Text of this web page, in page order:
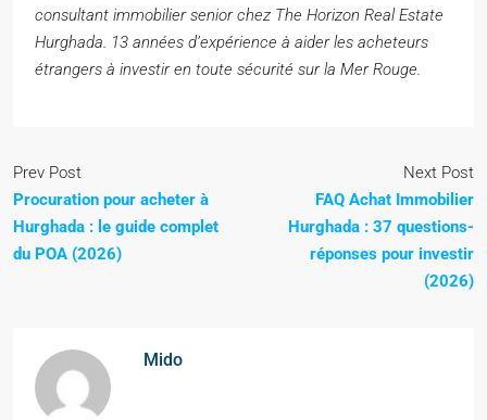
consultant immobilier senior chez The Horizon Real Estate
Hurghada. 13 années d’expérience à aider les acheteurs
étrangers à investir en toute sécurité sur la Mer Rouge.
Prev Post
Procuration pour acheter à
Hurghada : le guide complet
du POA (2026)
Next Post
FAQ Achat Immobilier
Hurghada : 37 questions-
réponses pour investir
(2026)
Mido